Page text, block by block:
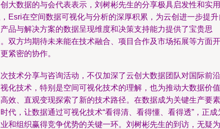
大数据的与会代表表示，刘树彬先生的分享极具启发性和实用
Esri在空间数据可视化与分析的深厚积累，为云创进一步提升
品与解决方案的数据呈现维度和决策支持能力提供了宝贵思
双方均期待未来能在技术融合、项目合作及市场拓展等方面开
紧密的协作。
技术分享与咨询活动，不仅加深了云创大数据团队对国际前沿
化技术，特别是空间可视化技术的理解，也为推动大数据价值
效、直观变现探索了新的技术路径。在数据成为关键生产要素
代，让数据通过可视化技术“看得清、看得懂、看得透”，正成
和组织赢得竞争优势的关键一环。刘树彬先生的到访，无疑为